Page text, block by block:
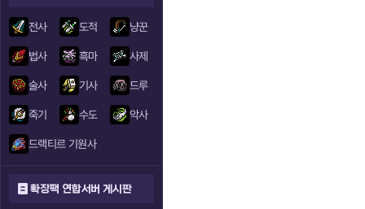
전사 도적 냥꾼
법사 흑마 사제
술사 기사 드루
죽기 수도 악사
드랙티르 기원사
확장팩 연합서버 게시판